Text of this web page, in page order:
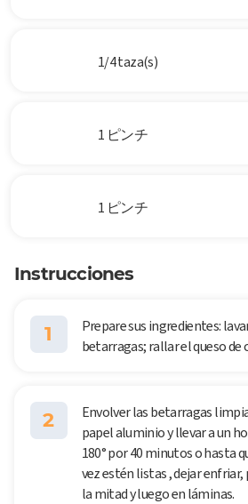
1/4 taza(s)
1 ピンチ
1 ピンチ
Instrucciones
1
Prepare sus ingredientes:
betarragas; rallar el queso de
2
Envolver las betarragas
papel aluminio y llevar a un
180° por 40 minutos o hasta
vez estén listas , dejar
la mitad y luego en láminas.